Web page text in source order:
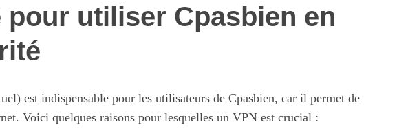
pour utiliser Cpasbien en
est indispensable pour les utilisateurs de Cpasbien, car il permet de
Voici quelques raisons pour lesquelles un VPN est crucial :